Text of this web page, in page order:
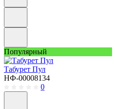
Популярный
Табурет Пул
НФ-00008134
0